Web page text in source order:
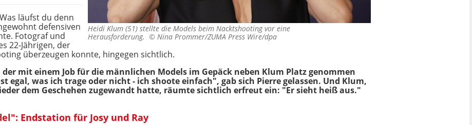
Heidi Klum (51) stellte die Models beim Nacktshooting vor eine
Herausforderung. © Nina Prommer/ZUMA Press Wire/dpa
läufst du denn
defensiven
Fotograf und
22-Jährigen, der
überzeugen konnte, hingegen sichtlich.
mit einem Job für die männlichen Models im Gepäck neben Klum Platz genommen
egal, was ich trage oder nicht - ich shoote einfach", gab sich Pierre gelassen. Und Klum,
dem Geschehen zugewandt hatte, räumte sichtlich erfreut ein: "Er sieht heiß aus."
Endstation für Josy und Ray